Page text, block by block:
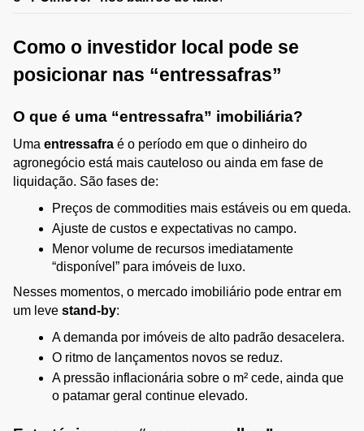
Como o investidor local pode se
posicionar nas “entressafras”
O que é uma “entressafra” imobiliária?
Uma entressafra é o período em que o dinheiro do
agronegócio está mais cauteloso ou ainda em fase de
liquidação. São fases de:
Preços de commodities mais estáveis ou em queda.
Ajuste de custos e expectativas no campo.
Menor volume de recursos imediatamente
“disponível” para imóveis de luxo.
Nesses momentos, o mercado imobiliário pode entrar em
um leve stand-by:
A demanda por imóveis de alto padrão desacelera.
O ritmo de lançamentos novos se reduz.
A pressão inflacionária sobre o m² cede, ainda que
o patamar geral continue elevado.